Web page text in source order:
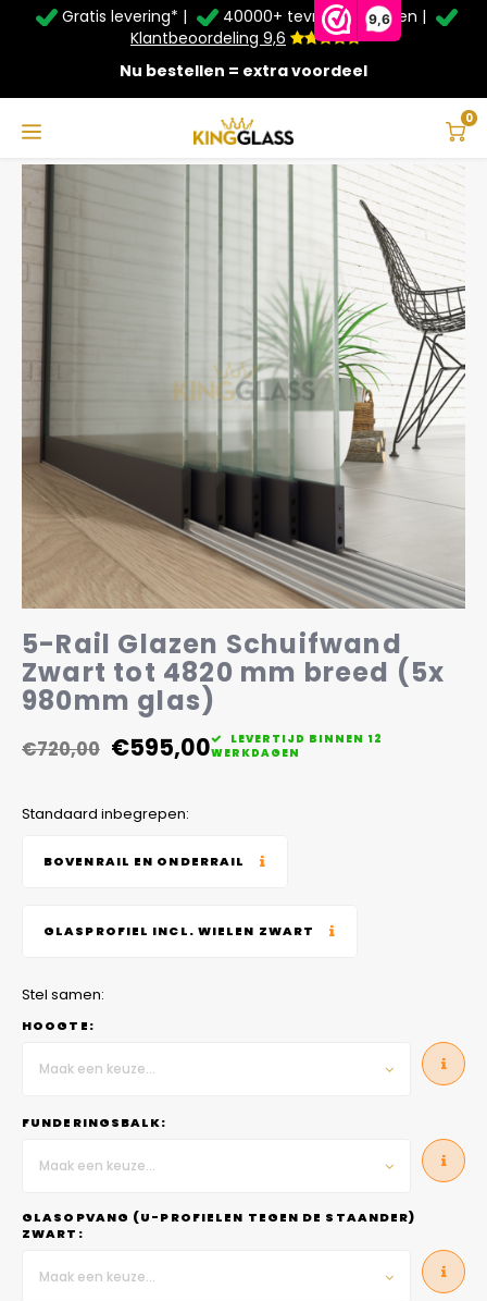
9,6
Service & Contact
Contact
Bezorging
Afhalen
Montage
Betaalmethoden
Garantie
Veelgestelde vragen
Taal
Nederlands
Deutsch
Gratis levering* |
40000+ tevreden klanten |
Klantbeoordeling 9,6
Nu bestellen = extra voordeel
0
Zomer Deals: Tot 20% kortingop schuifwanden en
veranda's +€20extra kassa korting*
5-Rail Glazen Schuifwand Zwart tot 4820 mm breed (5x 980mm glas)
5-Rail Glazen Schuifwand
Zwart tot 4820 mm breed (5x
980mm glas)
€720,00 €595,00
LEVERTIJD BINNEN 12
WERKDAGEN
Standaard inbegrepen:
BOVENRAIL EN ONDERRAIL
GLASPROFIEL INCL. WIELEN ZWART
Stel samen:
HOOGTE:
Maak een keuze...
FUNDERINGSBALK:
Maak een keuze...
GLASOPVANG (U-PROFIELEN TEGEN DE STAANDER)
ZWART:
Maak een keuze...